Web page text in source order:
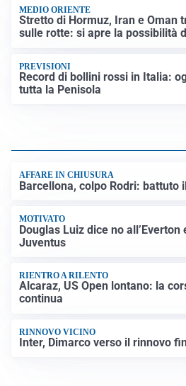
MEDIO ORIENTE
Stretto di Hormuz, Iran e Oman
sulle rotte: si apre la possibilità
PREVISIONI
Record di bollini rossi in Italia:
tutta la Penisola
AFFARE IN CHIUSURA
Barcellona, colpo Rodri: battuto
MOTIVATO
Douglas Luiz dice no all’Everton
Juventus
RIENTRO A RILENTO
Alcaraz, US Open lontano: la
continua
RINNOVO VICINO
Inter, Dimarco verso il rinnovo